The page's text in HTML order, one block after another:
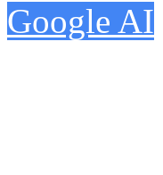
Google AI